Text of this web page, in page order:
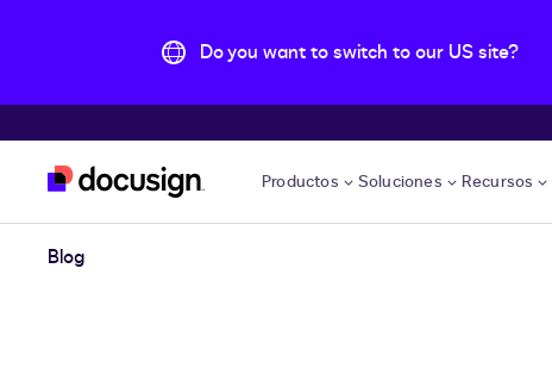
Do you want to switch to our US site?
Productos Soluciones Recursos
Blog